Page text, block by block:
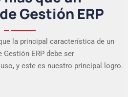
Gestión ERP
la principal característica de un
Gestión ERP debe ser
y este es nuestro principal logro.